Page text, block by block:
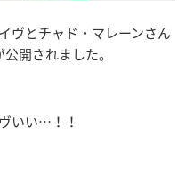
ヴとチャド・マレーンさん
開されました。
いい…！！